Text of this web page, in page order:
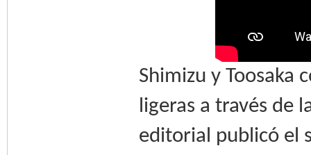
Shimizu y Toosaka
ligeras a través de
editorial publicó el